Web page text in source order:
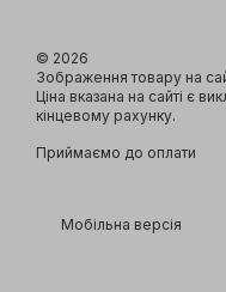
© 2026
Зображення товару на
Ціна вказана на сайті є
кінцевому рахунку.
Приймаємо до оплати
Мобільна версія